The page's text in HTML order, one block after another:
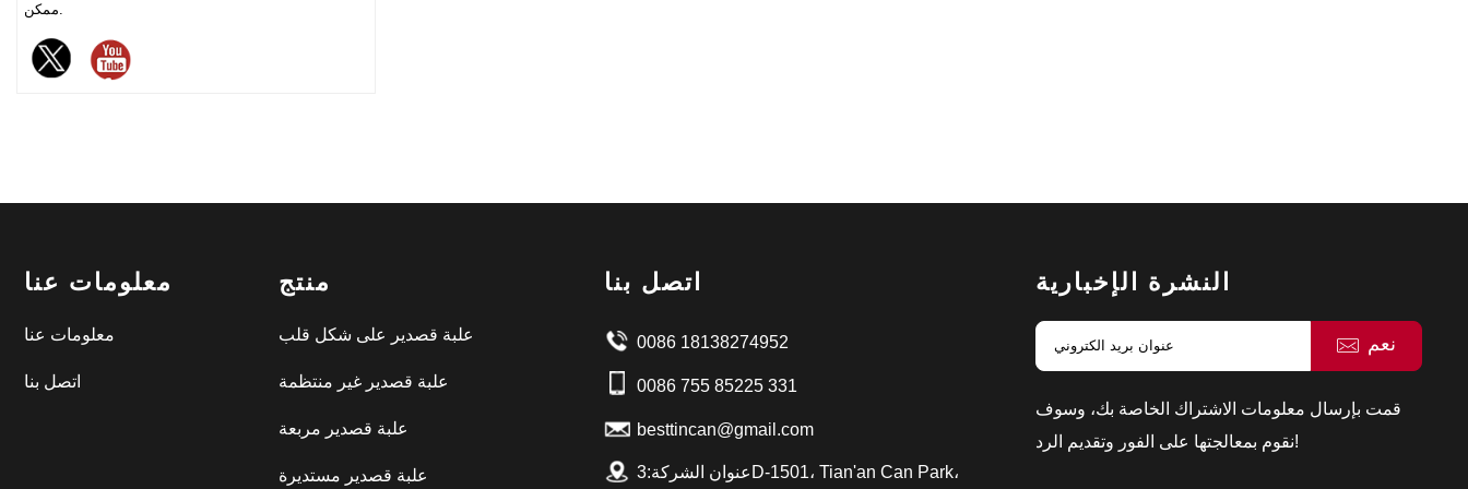
معلومات عنا
معلومات عنا
اتصل بنا
منتج
علبة قصدير على شكل قلب
علبة قصدير غير منتظمة
علبة قصدير مربعة
علبة قصدير مستديرة
اتصل بنا
0086 18138274952
0086 755 85225 331
besttincan@gmail.com
عنوان الشركة:3D-1501، Tian'an Can Park،
النشرة الإخبارية
نعم
قمت بإرسال معلومات الاشتراك الخاصة بك، وسوف
نقوم بمعالجتها على الفور وتقديم الرد!